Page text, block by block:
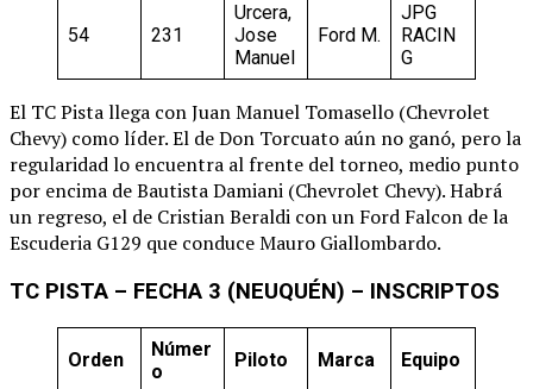
54 231
Urcera,
Jose
Manuel
Ford M.
JPG
RACIN
G
El TC Pista llega con Juan Manuel Tomasello (Chevrolet
Chevy) como líder. El de Don Torcuato aún no ganó, pero la
regularidad lo encuentra al frente del torneo, medio punto
por encima de Bautista Damiani (Chevrolet Chevy). Habrá
un regreso, el de Cristian Beraldi con un Ford Falcon de la
Escuderia G129 que conduce Mauro Giallombardo.
TC PISTA – FECHA 3 (NEUQUÉN) – INSCRIPTOS
Orden
Númer
o
Piloto Marca Equipo